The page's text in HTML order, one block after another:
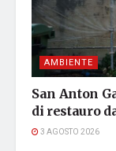
AMBIENTE
San Anton
di restauro
3 AGOSTO 2026